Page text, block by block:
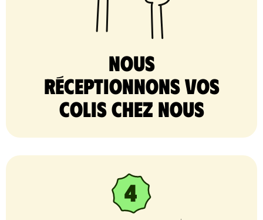
nous
réceptionnons vos
colis chez nous